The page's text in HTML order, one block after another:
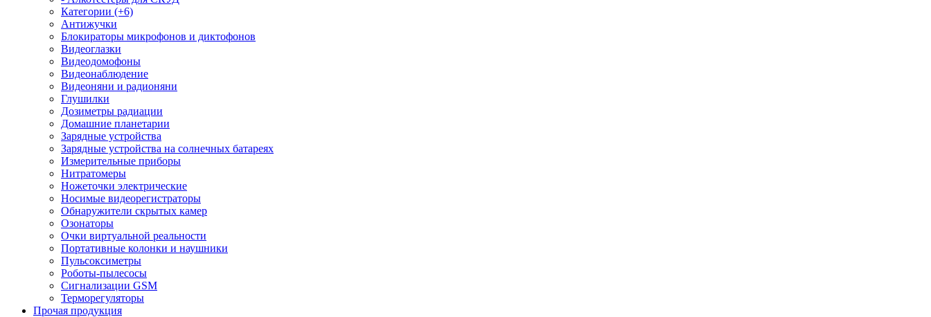
Категории (+6)
Антижучки
Блокираторы микрофонов и диктофонов
Видеоглазки
Видеодомофоны
Видеонаблюдение
Видеоняни и радионяни
Глушилки
Дозиметры радиации
Домашние планетарии
Зарядные устройства
Зарядные устройства на солнечных батареях
Измерительные приборы
Нитратомеры
Ножеточки электрические
Носимые видеорегистраторы
Обнаружители скрытых камер
Озонаторы
Очки виртуальной реальности
Портативные колонки и наушники
Пульсоксиметры
Роботы-пылесосы
Сигнализации GSM
Терморегуляторы
Прочая продукция